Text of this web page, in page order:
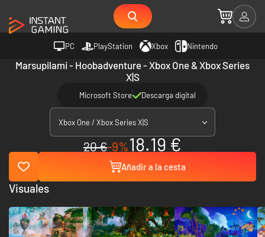
PC PlayStation Xbox Nintendo
Marsupilami - Hoobadventure - Xbox One & Xbox Series
X|S
Microsoft Store Descarga digital
Xbox One / Xbox Series X|S
20 €-9%18.19 €
Añadir a la cesta
Visuales